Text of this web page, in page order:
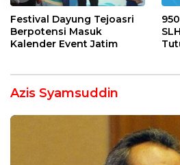
Festival Dayung Tejoasri
Berpotensi Masuk
Kalender Event Jatim
Azis Syamsuddin